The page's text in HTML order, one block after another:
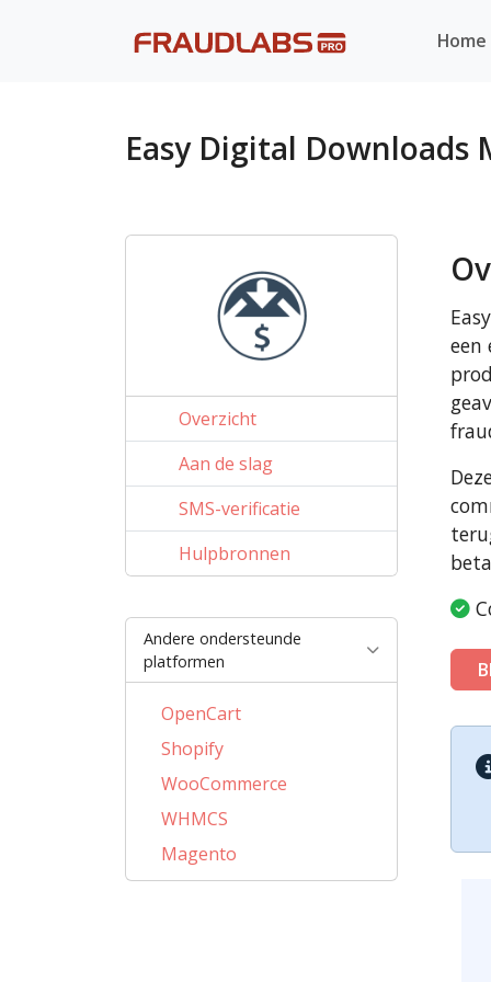
Home
Easy Digital
Overzicht
Aan de slag
SMS-verificatie
Hulpbronnen
Andere ondersteunde
platformen
OpenCart
Shopify
WooCommerce
WHMCS
Magento
PrestaShop
een